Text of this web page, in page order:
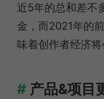
近5年的总和差不
金，而2021年的
味着创作者经济将
产品&项目